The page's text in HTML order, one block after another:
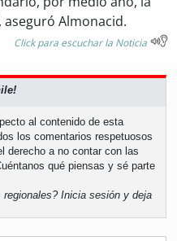
aseguró Almonacid.
Click para escuchar la Noticia
al contenido de esta
los comentarios respetuosos
derecho a no contar con las
qué piensas y sé parte
regionales?Inicia sesión y deja